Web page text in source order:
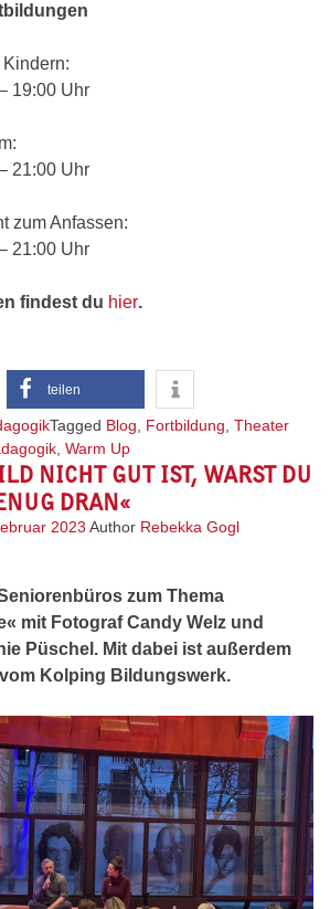
19:00 Uhr
21:00 Uhr
zum Anfassen:
21:00 Uhr
findest du hier.
teilen
Tagged Blog Fortbildung Theater
Warm Up
NICHT GUT IST, WARST DU
DRAN«
2023 Author Rebekka Gogl
zum Thema
mit Fotograf Candy Welz und
Püschel. Mit dabei ist außerdem
Kolping Bildungswerk.